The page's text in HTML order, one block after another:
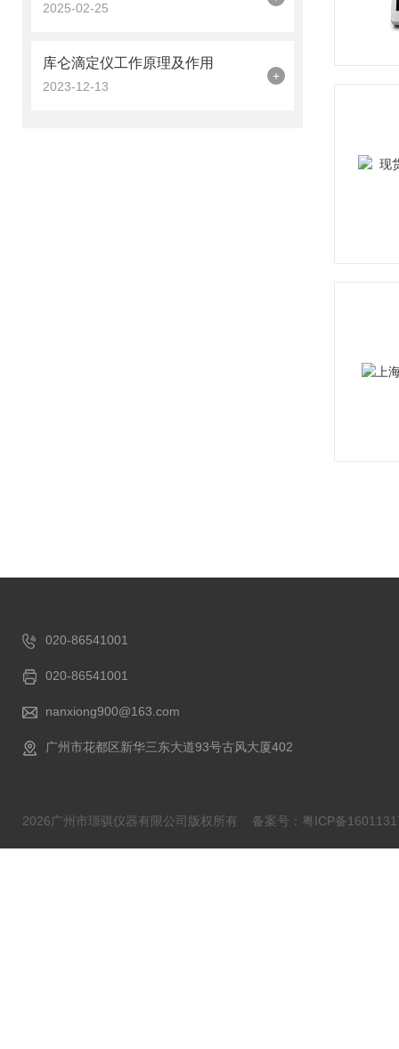
2025-02-25
库仑滴定仪工作原理及作用
2023-12-13
+
020-86541001
020-86541001
nanxiong900@163.com
广州市花都区新华三东大道93号古风大厦402
2026广州市璟骐仪器有限公司版权所有 备案号：粤ICP备